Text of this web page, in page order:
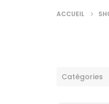
ACCUEIL
Catégories